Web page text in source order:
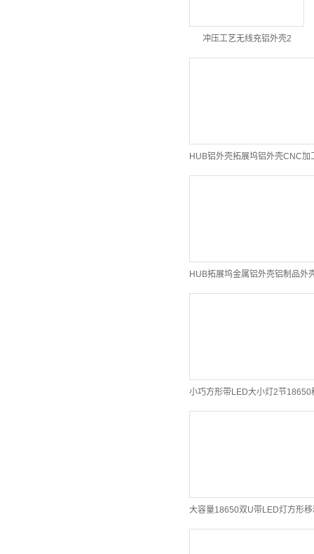
冲压工艺无线充铝外壳2
HUB铝外壳拓展坞铝外壳CNC加
HUB拓展坞金属铝外壳铝制品外